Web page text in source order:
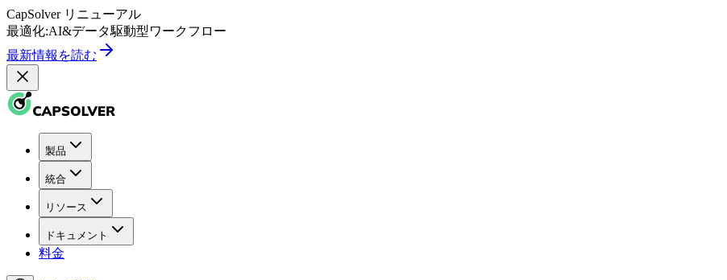
CapSolver リニューアル
最適化:AI&データ駆動型ワークフロー
最新情報を読む
製品
統合
リソース
ドキュメント
料金